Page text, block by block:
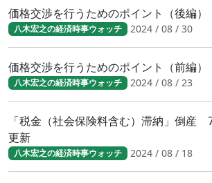
価格交渉を行うためのポイント（後編）
八木宏之の経済時事ウォッチ 2024 / 08 / 30
価格交渉を行うためのポイント（前編）
八木宏之の経済時事ウォッチ 2024 / 08 / 23
「税金（社会保険料含む）滞納」倒産
更新
八木宏之の経済時事ウォッチ 2024 / 08 / 18